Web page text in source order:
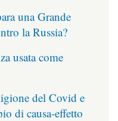
una Grande
la Russia?
usata come
del Covid e
di causa-effetto